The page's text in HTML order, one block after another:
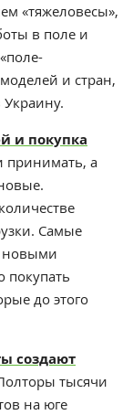
«тяжеловесы»,
в поле и
и стран,
и покупка
принимать, а
Самые
новыми
покупать
до этого
создают
тысячи
на юге